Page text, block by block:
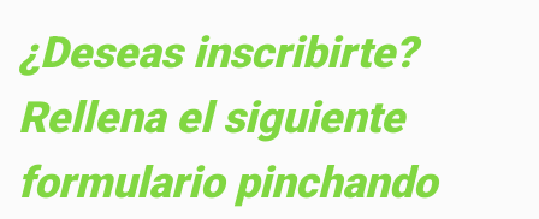
¿Deseas inscribirte?
Rellena el siguiente
formulario pinchando